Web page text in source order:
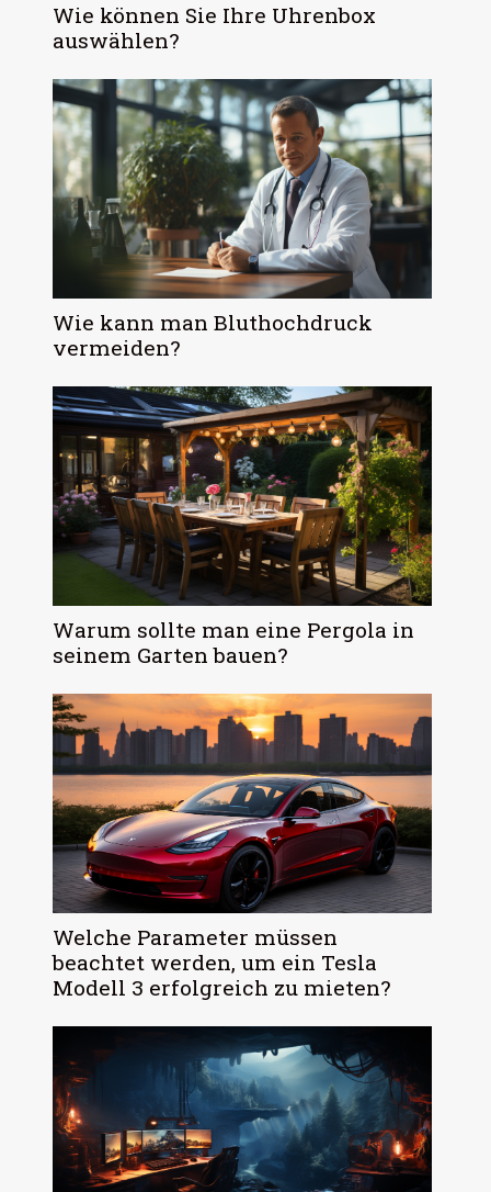
Wie können Sie Ihre Uhrenbox
auswählen?
Wie kann man Bluthochdruck
vermeiden?
Warum sollte man eine Pergola in
seinem Garten bauen?
Welche Parameter müssen
beachtet werden, um ein Tesla
Modell 3 erfolgreich zu mieten?